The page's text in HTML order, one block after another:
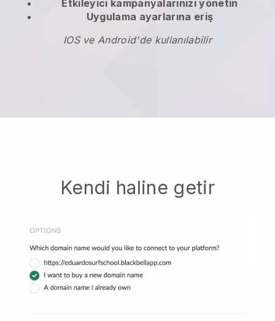
Etkileyici kampanyalarınızı yönetin
Uygulama ayarlarına eriş
IOS ve Android'de kullanılabilir
Kendi haline getir